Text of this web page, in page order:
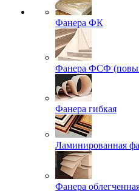
Фанера ФК
Фанера ФСФ
Фанера гибкая
Ламинированная
Фанера